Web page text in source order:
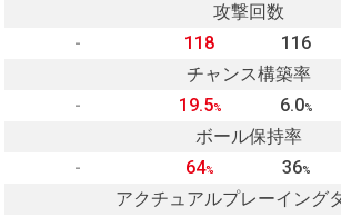
攻撃回数
-
118 116
チャンス構築率
-
19.5% 6.0%
ボール保持率
-
64% 36%
アクチュアルプレーイング